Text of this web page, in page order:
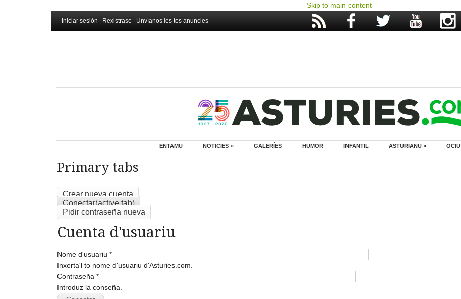
Skip to main content
Iniciar sesión Rexistrase Unvíanos les tos anuncies
ENTAMU NOTICIES » GALERÍES HUMOR INFANTIL ASTURIANU » OCIU
Primary tabs
Crear nueva cuenta
Conectar(active tab)
Pidir contraseña nueva
Cuenta d'usuariu
Nome d'usuariu *
Inxerta'l to nome d'usuariu d'Asturies.com.
Contraseña *
Introduz la conseña.